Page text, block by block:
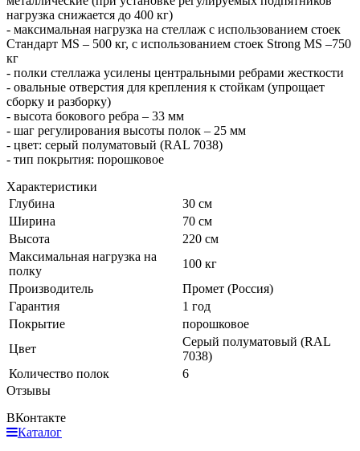
нагрузка снижается до 400 кг)
- максимальная нагрузка на стеллаж с использованием стоек
Стандарт MS – 500 кг, с использованием стоек Strong MS –750
кг
- полки стеллажа усилены центральными ребрами жесткости
- овальные отверстия для крепления к стойкам (упрощает
сборку и разборку)
- высота бокового ребра – 33 мм
- шаг регулирования высоты полок – 25 мм
- цвет: серый полуматовый (RAL 7038)
- тип покрытия: порошковое
Характеристики
Глубина
30 см
Ширина
70 см
Высота
220 см
Максимальная нагрузка на
полку
100 кг
Производитель
Промет (Россия)
Гарантия
1 год
Покрытие
порошковое
Цвет
Серый полуматовый (RAL
7038)
Количество полок
6
Отзывы
ВКонтакте
Каталог